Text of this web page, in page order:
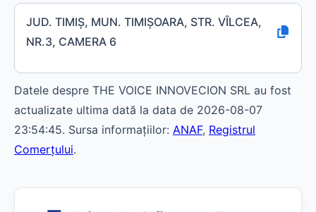
JUD. TIMIŞ, MUN. TIMIŞOARA, STR. VÎLCEA,
NR.3, CAMERA 6
Datele despre THE VOICE INNOVECION SRL au fost
actualizate ultima dată la data de 2026-08-07
23:54:45. Sursa informațiilor: ANAF, Registrul
Comerțului.